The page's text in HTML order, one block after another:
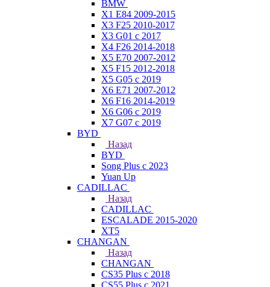
BMW
X1 E84 2009-2015
X3 F25 2010-2017
X3 G01 с 2017
X4 F26 2014-2018
X5 E70 2007-2012
X5 F15 2012-2018
X5 G05 с 2019
X6 E71 2007-2012
X6 F16 2014-2019
X6 G06 с 2019
X7 G07 с 2019
BYD
Назад
BYD
Song Plus с 2023
Yuan Up
CADILLAC
Назад
CADILLAC
ESСALADE 2015-2020
XT5
CHANGAN
Назад
CHANGAN
CS35 Plus с 2018
CS55 Plus с 2021